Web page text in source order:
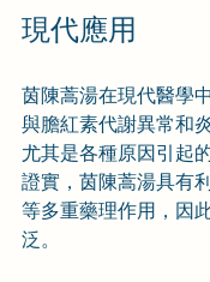
現代應用
茵陳蒿湯在現代醫學
與膽紅素代謝異常和
尤其是各種原因引起
證實，茵陳蒿湯具有
等多重藥理作用，因
泛。